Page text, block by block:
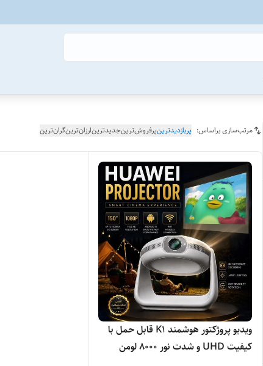
مرتب‌سازی براساس: پربازدیدترینپرفروش‌ترینجدیدترینارزان‌ترینگران‌ترین
ویدیو پروژکتور هوشمند K1 قابل حمل با
کیفیت UHD و شدت نور ۸۰۰۰ لومن